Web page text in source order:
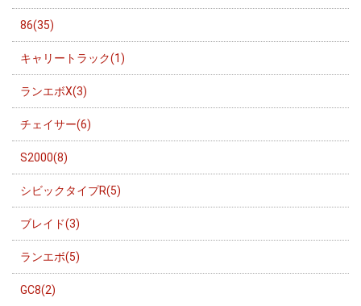
86(35)
キャリートラック(1)
ランエボX(3)
チェイサー(6)
S2000(8)
シビックタイプR(5)
ブレイド(3)
ランエボ(5)
GC8(2)